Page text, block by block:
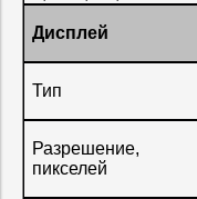
Дисплей
Тип
Разрешение,
пикселей